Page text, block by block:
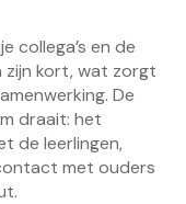
collega’s en de
zijn kort, wat zorgt
De
draait: het
de leerlingen,
met ouders